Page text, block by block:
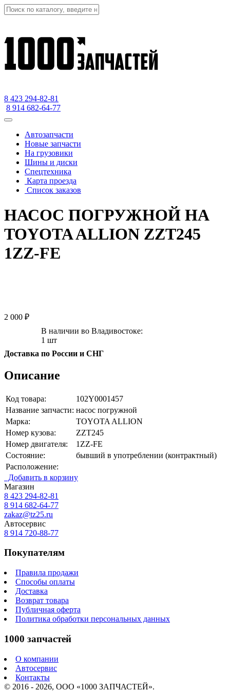
8 423 294-82-81
8 914 682-64-77
Автозапчасти
Новые запчасти
На грузовики
Шины и диски
Спецтехника
Карта проезда
Список заказов
НАСОС ПОГРУЖНОЙ НА
TOYOTA ALLION ZZT245
1ZZ-FE
2 000 ₽
В наличии во Владивостоке:
1 шт
Доставка по России и СНГ
Описание
Код товара:
102Y0001457
Название запчасти: насос погружной
Марка:
TOYOTA ALLION
Номер кузова:
ZZT245
Номер двигателя:
1ZZ-FE
Состояние:
бывший в употреблении (контрактный)
Расположение:
Добавить в корзину
Магазин
8 423 294-82-81
8 914 682-64-77
zakaz@tz25.ru
Автосервис
8 914 720-88-77
Покупателям
Правила продажи
Способы оплаты
Доставка
Возврат товара
Публичная оферта
Политика обработки персональных данных
1000 запчастей
О компании
Автосервис
Контакты
© 2016 - 2026, ООО «1000 ЗАПЧАСТЕЙ».